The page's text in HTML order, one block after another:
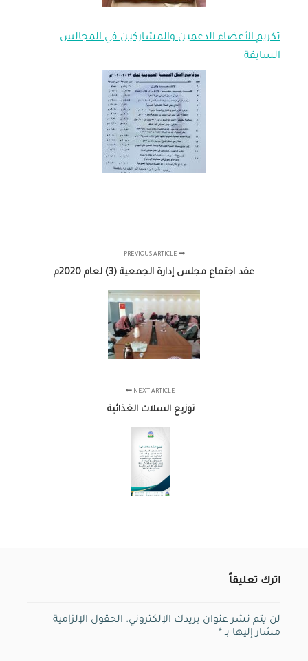
تكريم الأعضاء الدعميـن والمشاركيـن في المجالس
السابقة
عقد اجتماع مجلس إدارة الجمعية (3) لعام 2020م
NEXT ARTICLE
توزيع السلات الغذائية
اترك تعليقاً
لن يتم نشر عنوان بريدك الإلكتروني. الحقول الإلزامية
مشار إليها بـ*